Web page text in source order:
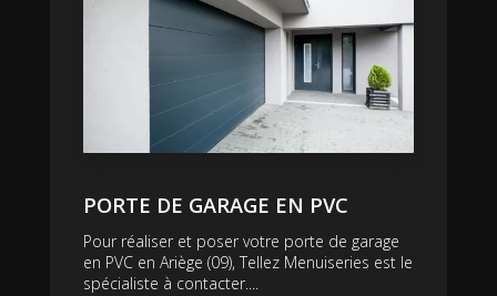
PORTE DE GARAGE EN PVC
Pour réaliser et poser votre porte de garage
en PVC en Ariège (09), Tellez Menuiseries est le
spécialiste à contacter....